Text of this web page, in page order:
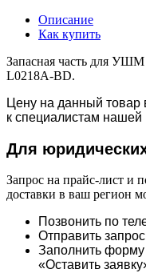
Описание
Как купить
Запасная часть для
L0218A-BD.
Цену на данный товар
к специалистам нашей
Для юридич
Запрос на прайс-лист и
доставки в ваш регион
Позвонить по
Отправить
Заполнить форму
«Оставить